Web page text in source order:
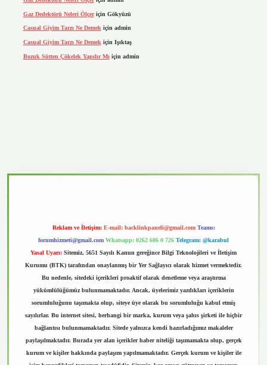
Gaz Dedektörü Neleri Ölçeriçin Gökyüzü
Casual Giyim Tarzı Ne Demekiçin admin
Casual Giyim Tarzı Ne Demek için Işıktaş
Bozuk Sütten Çökelek Yapılır Mı için admin
Reklam ve İletişim: E-mail: backlinkpaneli@gmail.com Teams:
forumhizmeti@gmail.com Whatsapp: 0262 606 0 726 Telegram: @karabul
Yasal Uyarı: Sitemiz, 5651 Sayılı Kanun gereğince Bilgi Teknolojileri ve İletişim
Kurumu (BTK) tarafından onaylanmış bir Yer Sağlayıcı olarak hizmet vermektedir.
Bu nedenle, sitedeki içerikleri proaktif olarak denetleme veya araştırma
yükümlülüğümüz bulunmamaktadır. Ancak, üyelerimiz yazdıkları içeriklerin
sorumluluğunu taşımakta olup, siteye üye olarak bu sorumluluğu kabul etmiş
sayılırlar. Bu internet sitesi, herhangi bir marka, kurum veya şahıs şirketi ile hiçbir
bağlantısı bulunmamaktadır. Sitede yalnızca kendi hazırladığımız makaleler
paylaşılmaktadır. Burada yer alan içerikler haber niteliği taşımamakta olup, gerçek
kurum ve kişiler hakkında paylaşım yapılmamaktadır. Gerçek kurum ve kişiler ile